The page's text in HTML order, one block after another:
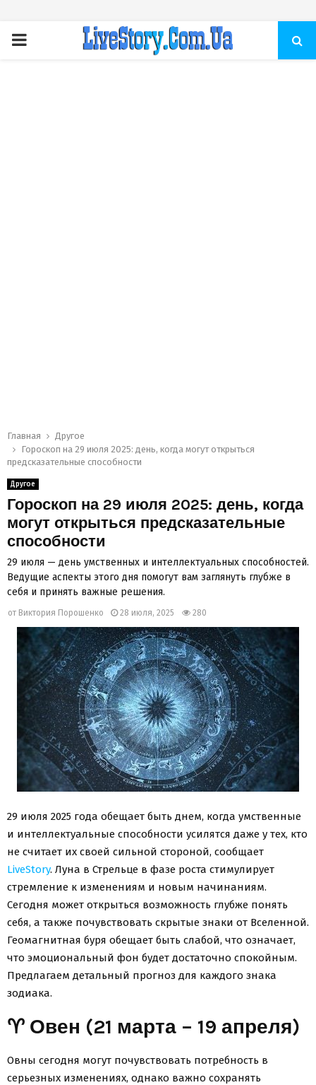
ПЕРВИЧНОЕ
Главная
Другое
Гороскоп на 29 июля 2025: день, когда могут открыться
предсказательные способности
Другое
Гороскоп на 29 июля 2025: день, когда
могут открыться предсказательные
способности
29 июля — день умственных и интеллектуальных способностей.
Ведущие аспекты этого дня помогут вам заглянуть глубже в
себя и принять важные решения.
от Виктория Порошенко 28 июля, 2025 280
29 июля 2025 года обещает быть днем, когда умственные
и интеллектуальные способности усилятся даже у тех, кто
не считает их своей сильной стороной, сообщает
LiveStory. Луна в Стрельце в фазе роста стимулирует
стремление к изменениям и новым начинаниям.
Сегодня может открыться возможность глубже понять
себя, а также почувствовать скрытые знаки от Вселенной.
Геомагнитная буря обещает быть слабой, что означает,
что эмоциональный фон будет достаточно спокойным.
Предлагаем детальный прогноз для каждого знака
зодиака.
♈ Овен (21 марта – 19 апреля)
Овны сегодня могут почувствовать потребность в
серьезных изменениях, однако важно сохранять